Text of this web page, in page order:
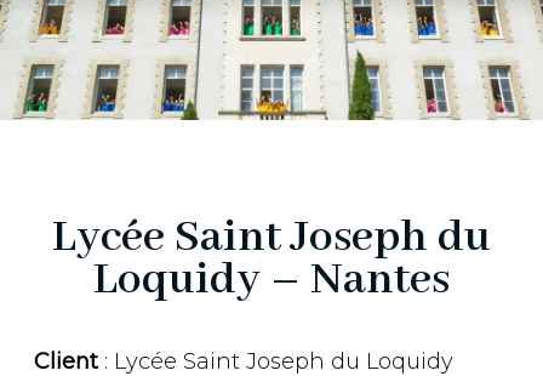
Lycée Saint Joseph du
Loquidy – Nantes
Client: Lycée Saint Joseph du Loquidy